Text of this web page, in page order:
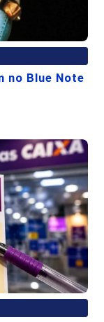
no Blue Note